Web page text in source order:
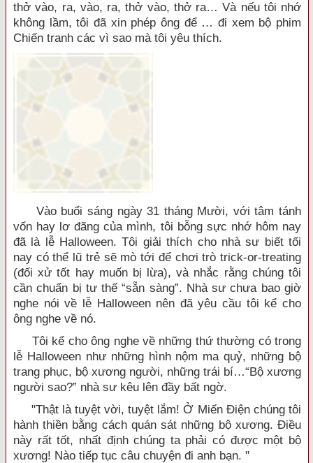
thở vào, ra, vào, ra, thở vào, thở ra… Và nếu tôi nhớ
không lầm, tôi đã xin phép ông để … đi xem bộ phim
Chiến tranh các vì sao mà tôi yêu thích.
Vào buổi sáng ngày 31 tháng Mười, với tâm tánh
vốn hay lơ đãng của mình, tôi bỗng sực nhớ hôm nay
đã là lễ Halloween. Tôi giải thích cho nhà sư biết tối
nay có thể lũ trẻ sẽ mò tới để chơi trò trick-or-treating
(đối xử tốt hay muốn bị lừa), và nhắc rằng chúng tôi
cần chuẩn bị tư thế “sẵn sàng”. Nhà sư chưa bao giờ
nghe nói về lễ Halloween nên đã yêu cầu tôi kể cho
ông nghe về nó.
Tôi kể cho ông nghe về những thứ thường có trong
lễ Halloween như những hình nộm ma quỷ, những bộ
trang phục, bộ xương người, những trái bí…“Bộ xương
người sao?” nhà sư kêu lên đầy bất ngờ.
"Thật là tuyệt vời, tuyệt lắm! Ở Miến Điện chúng tôi
hành thiền bằng cách quán sát những bộ xương. Điều
này rất tốt, nhất định chúng ta phải có được một bộ
xương! Nào tiếp tục câu chuyện đi anh bạn. "